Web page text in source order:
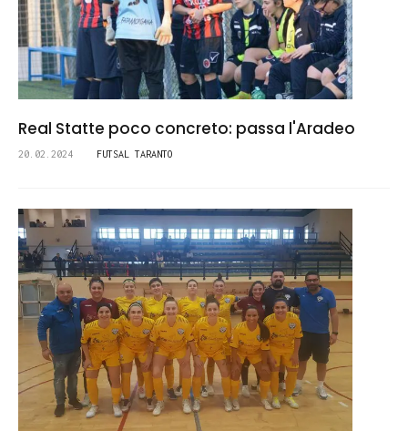
Real Statte poco concreto: passa l'Aradeo
20.02.2024 FUTSAL TARANTO